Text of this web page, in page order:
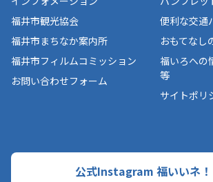
福井市観光協会
福井市まちなか案内所
福井市フィルムコミッション
お問い合わせフォーム
便利な交通
おもてなし
福いろへの
等
サイトポリ
公式Instagram 福いいネ